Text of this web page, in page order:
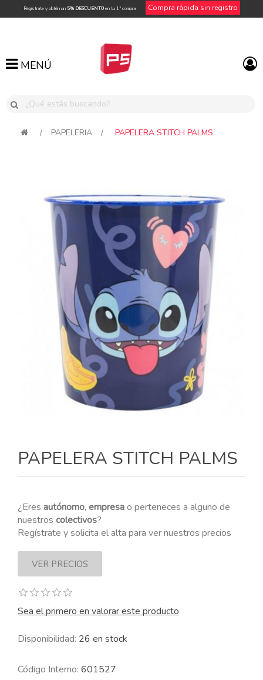
Regístrate y obtén un 5% DESCUENTOen tu 1ª compra Compra rápida sin registro
MENÚ
MENÚ
/ PAPELERIA / PAPELERA STITCH PALMS
PAPELERA STITCH PALMS
¿Eres autónomo, empresao perteneces a alguno de
nuestros colectivos?
Regístrate y solicita el alta para ver nuestros precios
Sea el primero en valorar este producto
Disponibilidad: 26 en stock
Código Interno: 601527